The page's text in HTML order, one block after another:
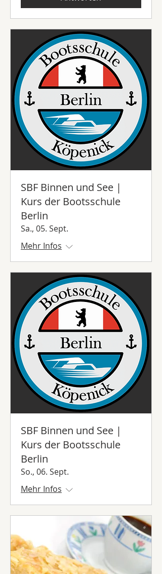
SBF Binnen und See |
Kurs der Bootsschule
Berlin
Sa., 05. Sept.
Mehr Infos
SBF Binnen und See |
Kurs der Bootsschule
Berlin
So., 06. Sept.
Mehr Infos